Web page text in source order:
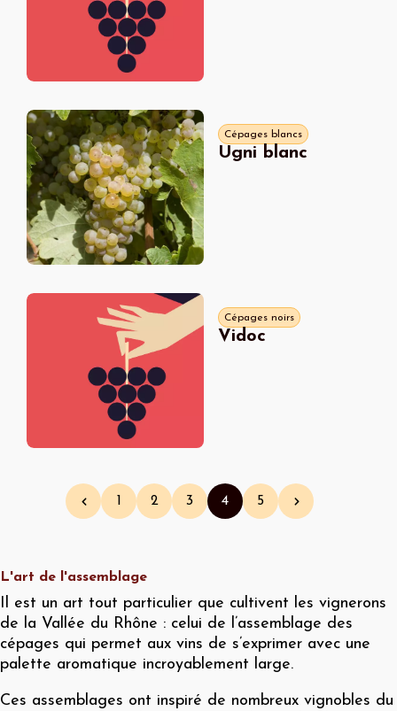
Cépages blancs
Ugni blanc
Cépages noirs
Vidoc
Pagination
Page précédente
Page
1 Page
2 Page
3 Page courante
4 Page
5 Page suivante
L'art de l'assemblage
Il est un art tout particulier que cultivent les vignerons
de la Vallée du Rhône : celui de l’assemblage des
cépages qui permet aux vins de s’exprimer avec une
palette aromatique incroyablement large.
Ces assemblages ont inspiré de nombreux vignobles du